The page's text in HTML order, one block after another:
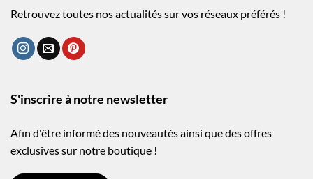
Retrouvez toutes nos actualités sur vos réseaux préférés !
S'inscrire à notre newsletter
Afin d'être informé des nouveautés ainsi que des offres
exclusives sur notre boutique !